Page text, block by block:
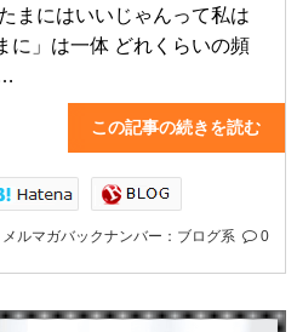
まにはいいじゃんって私は
に」は一体 どれくらいの頻
この記事の続きを読
メルマガバックナンバー：ブログ系 0